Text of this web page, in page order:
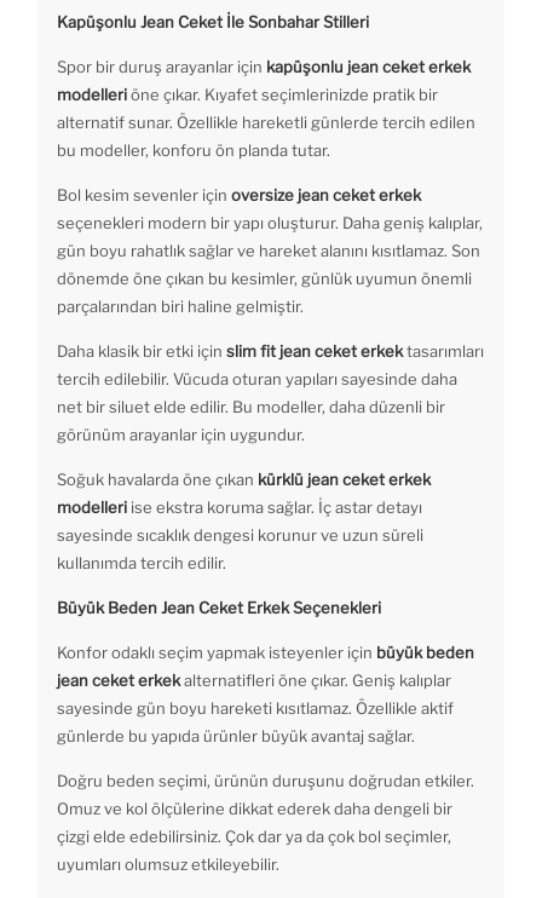
Kapüşonlu Jean Ceket İle Sonbahar Stilleri
Spor bir duruş arayanlar için kapüşonlu jean ceket erkek
modelleriöne çıkar. Kıyafet seçimlerinizde pratik bir
alternatif sunar. Özellikle hareketli günlerde tercih edilen
bu modeller, konforu ön planda tutar.
Bol kesim sevenler için oversize jean ceket erkek
seçenekleri modern bir yapı oluşturur. Daha geniş kalıplar,
gün boyu rahatlık sağlar ve hareket alanını kısıtlamaz. Son
dönemde öne çıkan bu kesimler, günlük uyumun önemli
parçalarından biri haline gelmiştir.
Daha klasik bir etki için slim fit jean ceket erkektasarımları
tercih edilebilir. Vücuda oturan yapıları sayesinde daha
net bir siluet elde edilir. Bu modeller, daha düzenli bir
görünüm arayanlar için uygundur.
Soğuk havalarda öne çıkan kürklü jean ceket erkek
modelleri ise ekstra koruma sağlar. İç astar detayı
sayesinde sıcaklık dengesi korunur ve uzun süreli
kullanımda tercih edilir.
Büyük Beden Jean Ceket Erkek Seçenekleri
Konfor odaklı seçim yapmak isteyenler için büyük beden
jean ceket erkekalternatifleri öne çıkar. Geniş kalıplar
sayesinde gün boyu hareketi kısıtlamaz. Özellikle aktif
günlerde bu yapıda ürünler büyük avantaj sağlar.
Doğru beden seçimi, ürünün duruşunu doğrudan etkiler.
Omuz ve kol ölçülerine dikkat ederek daha dengeli bir
çizgi elde edebilirsiniz. Çok dar ya da çok bol seçimler,
uyumları olumsuz etkileyebilir.